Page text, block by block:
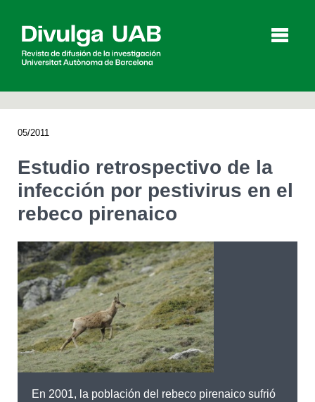
Agenda
English Català
BUSCAR
05/2011
Estudio retrospectivo de la
infección por pestivirus en el
rebeco pirenaico
En 2001, la población del rebeco pirenaico sufrió